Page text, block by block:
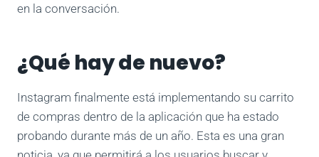
en la conversación.
¿Qué hay de nuevo?
Instagram finalmente está implementando su carrito
de compras dentro de la aplicación que ha estado
probando durante más de un año. Esta es una gran